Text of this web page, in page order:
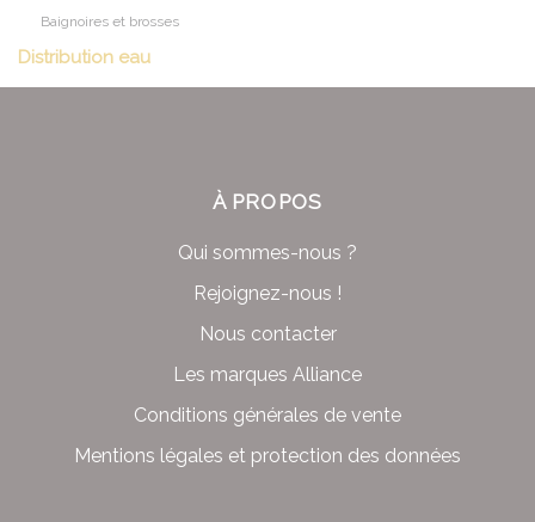
Baignoires et brosses
Distribution eau
À PROPOS
Qui sommes-nous ?
Rejoignez-nous !
Nous contacter
Les marques Alliance
Conditions générales de vente
Mentions légales et protection des données